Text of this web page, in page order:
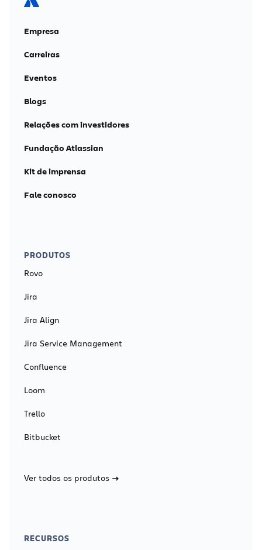
Empresa
Carreiras
Eventos
Blogs
Relações com investidores
Fundação Atlassian
Kit de imprensa
Fale conosco
PRODUTOS
Rovo
Jira
Jira Align
Jira Service Management
Confluence
Loom
Trello
Bitbucket
Ver todos os produtos
RECURSOS